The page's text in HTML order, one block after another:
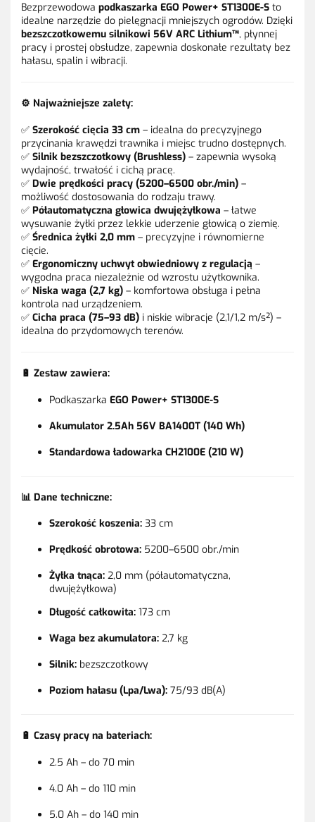
Bezprzewodowa podkaszarka EGO Power+ ST1300E-S to
idealne narzędzie do pielęgnacji mniejszych ogrodów. Dzięki
bezszczotkowemu silnikowi 56V ARC Lithium™, płynnej
pracy i prostej obsłudze, zapewnia doskonałe rezultaty bez
hałasu, spalin i wibracji.
⚙️ Najważniejsze zalety:
✅ Szerokość cięcia 33 cm – idealna do precyzyjnego
przycinania krawędzi trawnika i miejsc trudno dostępnych.
✅ Silnik bezszczotkowy (Brushless) – zapewnia wysoką
wydajność, trwałość i cichą pracę.
✅ Dwie prędkości pracy (5200–6500 obr./min) –
możliwość dostosowania do rodzaju trawy.
✅ Półautomatyczna głowica dwujężyłkowa – łatwe
wysuwanie żyłki przez lekkie uderzenie głowicą o ziemię.
✅ Średnica żyłki 2,0 mm – precyzyjne i równomierne
cięcie.
✅ Ergonomiczny uchwyt obwiedniowy z regulacją –
wygodna praca niezależnie od wzrostu użytkownika.
✅ Niska waga (2,7 kg) – komfortowa obsługa i pełna
kontrola nad urządzeniem.
✅ Cicha praca (75–93 dB) i niskie wibracje (2,1/1,2 m/s²) –
idealna do przydomowych terenów.
🔋 Zestaw zawiera:
Podkaszarka EGO Power+ ST1300E-S
Akumulator 2.5Ah 56V BA1400T (140 Wh)
Standardowa ładowarka CH2100E (210 W)
📊 Dane techniczne:
Szerokość koszenia: 33 cm
Prędkość obrotowa: 5200–6500 obr./min
Żyłka tnąca: 2,0 mm (półautomatyczna,
dwujężyłkowa)
Długość całkowita: 173 cm
Waga bez akumulatora: 2,7 kg
Silnik: bezszczotkowy
Poziom hałasu (Lpa/Lwa): 75/93 dB(A)
🔋 Czasy pracy na bateriach:
2.5 Ah – do 70 min
4.0 Ah – do 110 min
5.0 Ah – do 140 min